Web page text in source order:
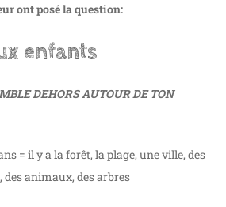
ont posé la question:
enfants
DEHORS AUTOUR DE TON
= il y a la forêt, la plage, une ville, des
des animaux, des arbres